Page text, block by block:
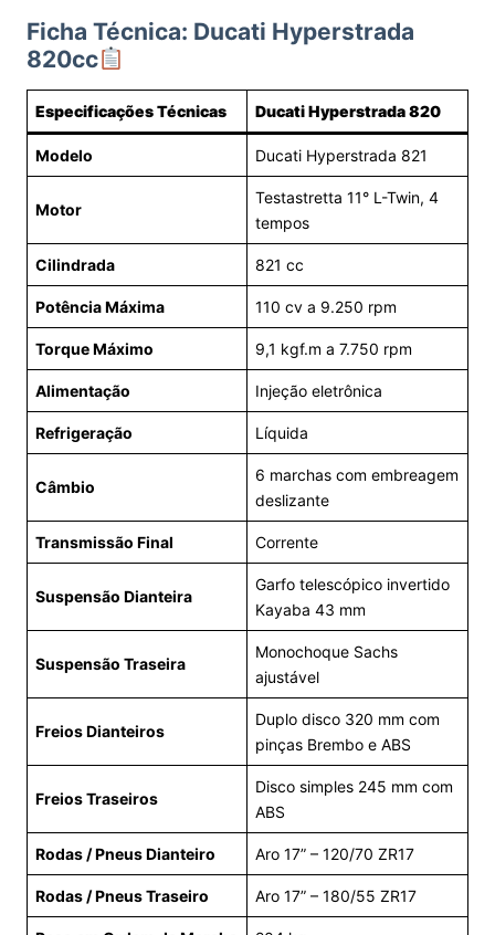
Ficha Técnica: Ducati Hyperstrada
820cc
Especificações Técnicas Ducati Hyperstrada 820
Modelo Ducati Hyperstrada 821
Motor
Testastretta 11° L-Twin, 4
tempos
Cilindrada 821 cc
Potência Máxima 110 cv a 9.250 rpm
Torque Máximo 9,1 kgf.m a 7.750 rpm
Alimentação Injeção eletrônica
Refrigeração Líquida
Câmbio
6 marchas com embreagem
deslizante
Transmissão Final Corrente
Suspensão Dianteira
Garfo telescópico invertido
Kayaba 43 mm
Suspensão Traseira
Monochoque Sachs
ajustável
Freios Dianteiros
Duplo disco 320 mm com
pinças Brembo e ABS
Freios Traseiros
Disco simples 245 mm com
ABS
Rodas / Pneus Dianteiro Aro 17” – 120/70 ZR17
Rodas / Pneus Traseiro Aro 17” – 180/55 ZR17